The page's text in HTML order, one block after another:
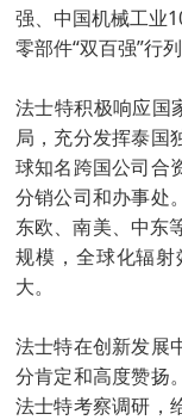
强、中国机械工业
零部件“双百强”行列
法士特积极响应国
局，充分发挥泰国
球知名跨国公司合
分销公司和办事处
东欧、南美、中东
规模，全球化辐
大。
法士特在创新发展
分肯定和高度赞扬
法士特考察调研，